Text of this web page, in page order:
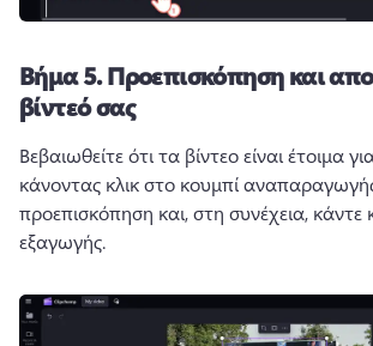
Βήμα 5.Προεπισκόπηση και
βίντεό σας
Βεβαιωθείτε ότι τα βίντεο είναι έτοιμα
κάνοντας κλικ στο κουμπί
προεπισκόπηση και, στη συνέχεια, κάντε
εξαγωγής.